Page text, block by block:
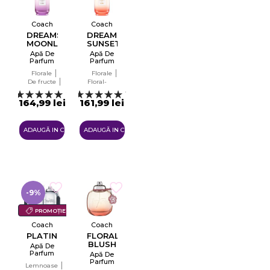
Coach
DREAMS
MOONLIGHT
Apă De
Parfum
Femei
Tester
EDP
Florale
De fructe
Gurmand
164,99 lei
ADAUGĂ IN COŞ
Coach
DREAMS
SUNSET
Apă De
Parfum
Femei
Tester
EDP
Florale
Floral-
fructat
1
161,99 lei
ADAUGĂ IN COŞ
PROMOȚIE
-9%
Coach
PLATINUM
Apă De
Parfum
Lemnoase
Coach
FLORAL
BLUSH
Apă De
Parfum